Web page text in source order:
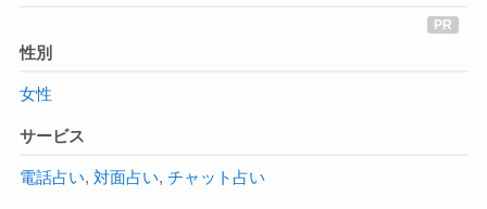
性別
女性
サービス
電話占い, 対面占い, チャット占い